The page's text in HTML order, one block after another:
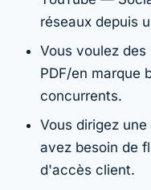
réseaux depuis
Vous voulez
PDF/en marque
concurrents.
Vous dirigez
avez besoin de
d'accès client.